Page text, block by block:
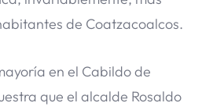
de Coatzacoalcos.
en el Cabildo de
que el alcalde Rosaldo